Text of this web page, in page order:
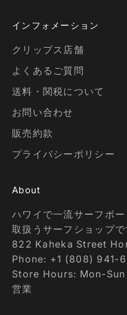
インフォメーション
クリップス店舗
よくあるご質問
送料・関税について
お問い合わせ
販売約款
プライバシーポリシー
About
ハワイで一流サーフボ
取扱うサーフショップで
822 Kaheka Street
Phone: +1 (808) 941-
Store Hours: Mon-
営業